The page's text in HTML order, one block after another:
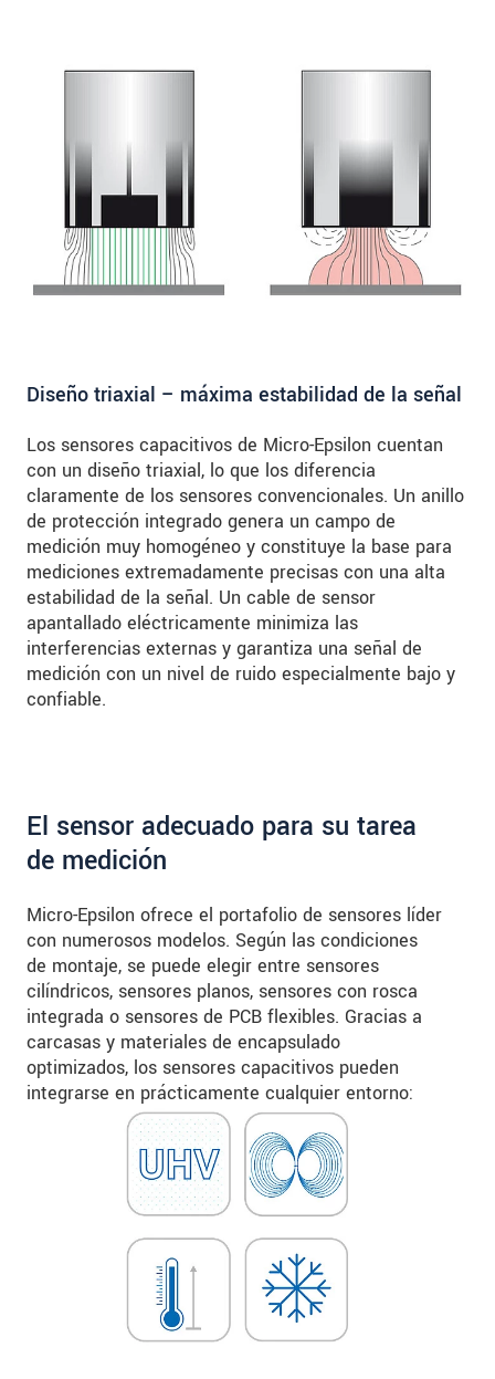
Diseño triaxial – máxima estabilidad de la señal
Los sensores capacitivos de Micro-Epsilon cuentan
con un diseño triaxial, lo que los diferencia
claramente de los sensores convencionales. Un anillo
de protección integrado genera un campo de
medición muy homogéneo y constituye la base para
mediciones extremadamente precisas con una alta
estabilidad de la señal. Un cable de sensor
apantallado eléctricamente minimiza las
interferencias externas y garantiza una señal de
medición con un nivel de ruido especialmente bajo y
confiable.
El sensor adecuado para su tarea
de medición
Micro-Epsilon ofrece el portafolio de sensores líder
con numerosos modelos. Según las condiciones
de montaje, se puede elegir entre sensores
cilíndricos, sensores planos, sensores con rosca
integrada o sensores de PCB flexibles. Gracias a
carcasas y materiales de encapsulado
optimizados, los sensores capacitivos pueden
integrarse en prácticamente cualquier entorno: